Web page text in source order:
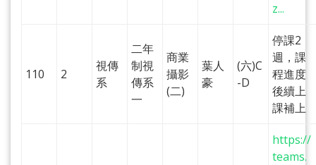
z...
110 2
視傳
系
二年
制視
傳系
一
商業
攝影
(二)
葉人
豪
(六)C
-D
停課2
週，課
程進度
後續上
課補上
https://
teams.